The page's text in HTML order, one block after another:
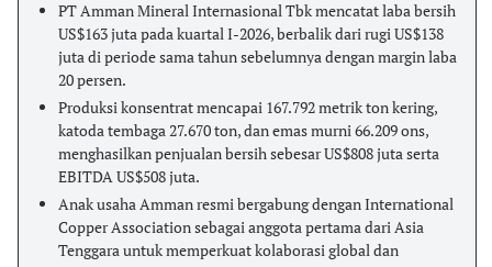
PT Amman Mineral Internasional Tbk mencatat laba bersih
US$163 juta pada kuartal I-2026, berbalik dari rugi US$138
juta di periode sama tahun sebelumnya dengan margin laba
20 persen.
Produksi konsentrat mencapai 167.792 metrik ton kering,
katoda tembaga 27.670 ton, dan emas murni 66.209 ons,
menghasilkan penjualan bersih sebesar US$808 juta serta
EBITDA US$508 juta.
Anak usaha Amman resmi bergabung dengan International
Copper Association sebagai anggota pertama dari Asia
Tenggara untuk memperkuat kolaborasi global dan